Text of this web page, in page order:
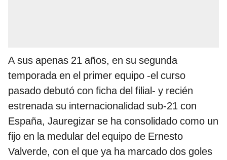
A sus apenas 21 años, en su segunda
temporada en el primer equipo -el curso
pasado debutó con ficha del filial- y recién
estrenada su internacionalidad sub-21 con
España, Jauregizar se ha consolidado como un
fijo en la medular del equipo de Ernesto
Valverde, con el que ya ha marcado dos goles